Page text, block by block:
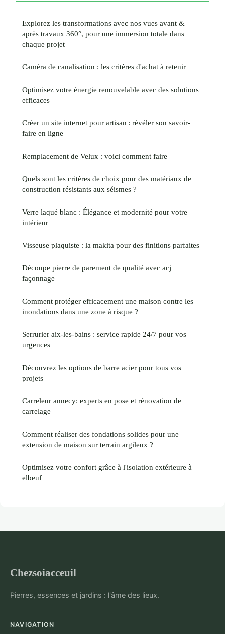
Explorez les transformations avec nos vues avant &
après travaux 360°, pour une immersion totale dans
chaque projet
Caméra de canalisation : les critères d'achat à retenir
Optimisez votre énergie renouvelable avec des solutions
efficaces
Créer un site internet pour artisan : révéler son savoir-
faire en ligne
Remplacement de Velux : voici comment faire
Quels sont les critères de choix pour des matériaux de
construction résistants aux séismes ?
Verre laqué blanc : Élégance et modernité pour votre
intérieur
Visseuse plaquiste : la makita pour des finitions parfaites
Découpe pierre de parement de qualité avec acj
façonnage
Comment protéger efficacement une maison contre les
inondations dans une zone à risque ?
Serrurier aix-les-bains : service rapide 24/7 pour vos
urgences
Découvrez les options de barre acier pour tous vos
projets
Carreleur annecy: experts en pose et rénovation de
carrelage
Comment réaliser des fondations solides pour une
extension de maison sur terrain argileux ?
Optimisez votre confort grâce à l'isolation extérieure à
elbeuf
Chezsoiacceuil
Pierres, essences et jardins : l'âme des lieux.
NAVIGATION